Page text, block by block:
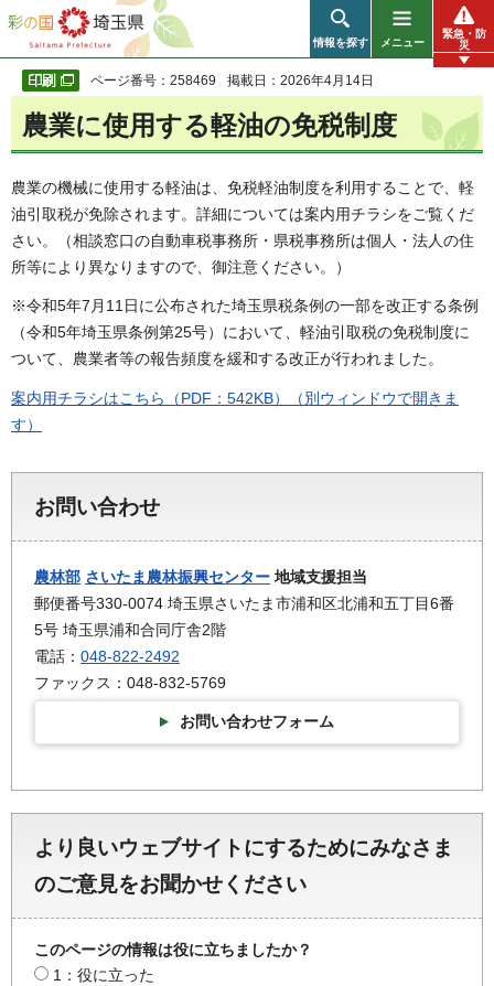
彩の国 埼玉県
情報を探す メニュー
緊急・防
災
ページ番号：258469 掲載日：2026年4月14日
農業に使用する軽油の免税制度
農業の機械に使用する軽油は、免税軽油制度を利用することで、軽
油引取税が免除されます。詳細については案内用チラシをご覧くだ
さい。（相談窓口の自動車税事務所・県税事務所は個人・法人の住
所等により異なりますので、御注意ください。）
※令和5年7月11日に公布された埼玉県税条例の一部を改正する条例
（令和5年埼玉県条例第25号）において、軽油引取税の免税制度に
ついて、農業者等の報告頻度を緩和する改正が行われました。
案内用チラシはこちら（PDF：542KB）（別ウィンドウで開きま
す）
お問い合わせ
農林部 さいたま農林振興センター 地域支援担当
郵便番号330-0074 埼玉県さいたま市浦和区北浦和五丁目6番
5号 埼玉県浦和合同庁舎2階
電話： 048-822-2492
ファックス：048-832-5769
お問い合わせフォーム
より良いウェブサイトにするためにみなさま
のご意見をお聞かせください
このページの情報は役に立ちましたか？
1：役に立った